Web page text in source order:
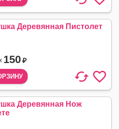
Деревянная Пистолет
150₽
Деревянная Нож